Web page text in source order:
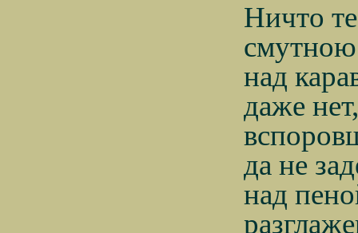
Ничто
смутною
над
даже
да не
над